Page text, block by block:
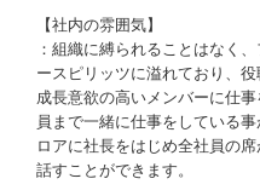
【社内の雰囲気】
：組織に縛られることはなく
ースピリッツに溢れており、役
成長意欲の高いメンバーに仕
員まで一緒に仕事をしている
ロアに社長をはじめ全社員の
話すことができます。